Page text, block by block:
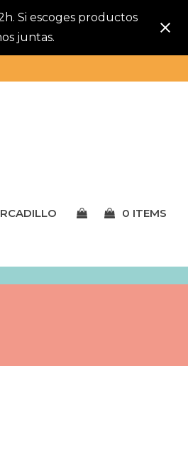
Si escoges productos
juntas.
0 ITEMS